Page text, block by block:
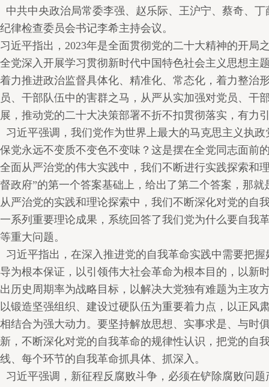
中共中央政治局常委李强、赵乐际、王沪宁、蔡奇、
纪律检查委员会书记李希主持会议。
习近平指出，2023年是全面贯彻党的二十大精神的开局
全党深入开展学习贯彻新时代中国特色社会主义思想主
着力推进政治监督具体化、精准化、常态化，着力整治
员、干部队伍中的害群之马，从严从实加强对党员、干
展，推动党的二十大决策部署不折不扣贯彻落实，有力
习近平强调，我们党作为世界上最大的马克思主义执
保党永远不变质不变色不变味？这是摆在全党同志面前
全面从严治党的伟大实践中，我们不断进行实践探索和
督政府”的第一个答案基础上，给出了第二个答案，那
从严治党的实践和理论探索中，我们不断深化对党的自
一系列重要理论成果，系统回答了我们党为什么要自我
等重大问题。
习近平指出，在深入推进党的自我革命实践中需要把
导为根本保证，以引领伟大社会革命为根本目的，以新
出历史周期率为战略目标，以解决大党独有难题为主攻
以锻造坚强组织、建设过硬队伍为重要着力点，以正风
相结合为强大动力。要坚持解放思想、实事求是、与时
新，不断深化对党的自我革命的规律性认识，把党的自
线、每个环节的自我革命抓具体、抓深入。
习近平强调，新征程反腐败斗争，必须在铲除腐败问